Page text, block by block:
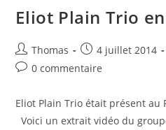
Eliot Plain Trio
Thomas 4 juillet 2014
0 commentaire
Eliot Plain Trio était présent au
Voici un extrait vidéo du